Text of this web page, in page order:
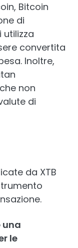
Bitcoin
di
utilizza
convertita
Inoltre,
non
di
da XTB
una
le